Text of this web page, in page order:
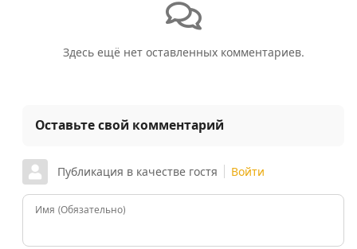
Здесь ещё нет оставленных комментариев.
Оставьте свой комментарий
Публикация в качестве гостя Войти
Имя (Обязательно)